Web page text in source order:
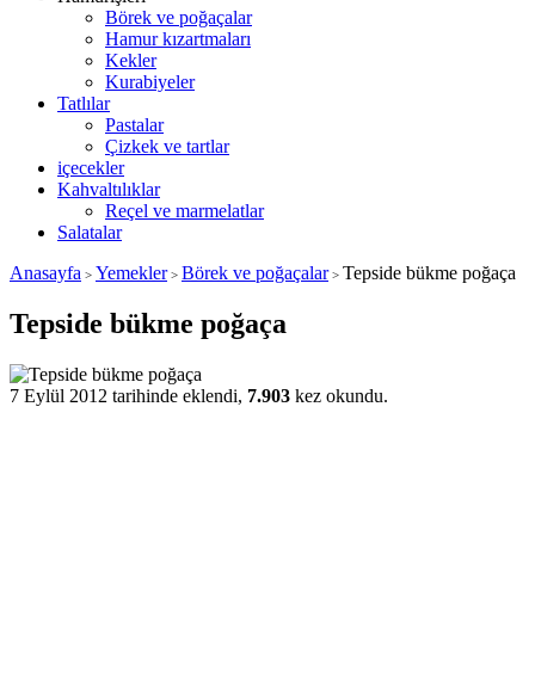
Börek ve poğaçalar
Hamur kızartmaları
Kekler
Kurabiyeler
Tatlılar
Pastalar
Çizkek ve tartlar
içecekler
Kahvaltılıklar
Reçel ve marmelatlar
Salatalar
Anasayfa > Yemekler> Börek ve poğaçalar> Tepside bükme poğaça
Tepside bükme poğaça
7 Eylül 2012 tarihinde eklendi, 7.903 kez okundu.